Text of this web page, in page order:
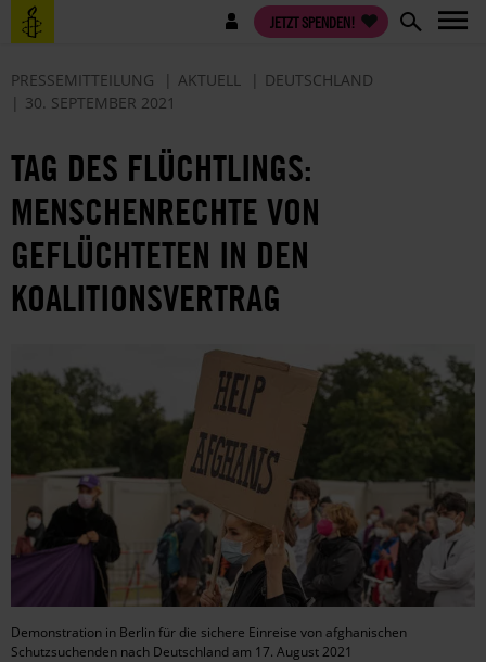
Direkt
zum
Benutzermenü JETZT SPENDEN!
PRESSEMITTEILUNG AKTUELL
DEUTSCHLAND
30. SEPTEMBER 2021
TAG DES FLÜCHTLINGS:
MENSCHENRECHTE VON
GEFLÜCHTETEN IN DEN
KOALITIONSVERTRAG
Demonstration in Berlin für die sichere Einreise von afghanischen
Schutzsuchenden nach Deutschland am 17. August 2021